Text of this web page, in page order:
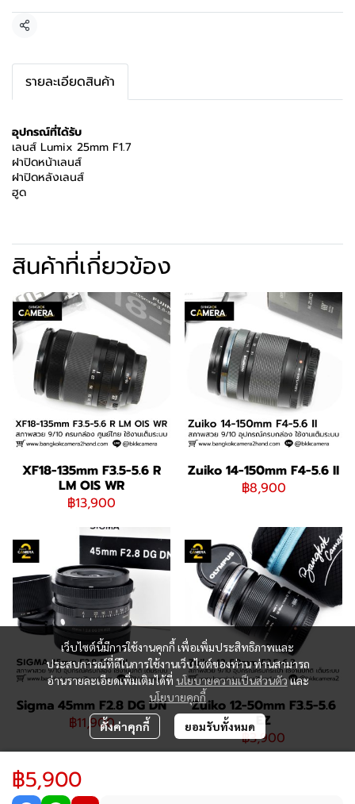
แชร์
รายละเอียดสินค้า
อุปกรณ์ที่ได้รับ
เลนส์ Lumix 25mm F1.7
ฝาปิดหน้าเลนส์
ฝาปิดหลังเลนส์
ฮูด
สินค้าที่เกี่ยวข้อง
XF18-135mm F3.5-5.6 R
LM OIS WR
฿13,900
Zuiko 14-150mm F4-5.6 II
฿8,900
Sigma 45mm F2.8 DG DN
฿11,900
Zuiko 12-50mm F3.5-5.6
EZ
฿3,900
฿5,900
เว็บไซต์นี้มีการใช้งานคุกกี้ เพื่อเพิ่มประสิทธิภาพและ
ประสบการณ์ที่ดีในการใช้งานเว็บไซต์ของท่าน ท่านสามารถ
อ่านรายละเอียดเพิ่มเติมได้ที่ นโยบายความเป็นส่วนตัวและ
นโยบายคุกกี้
ตั้งค่าคุกกี้ ยอมรับทั้งหมด
065-195-9992 / 082-824-9588